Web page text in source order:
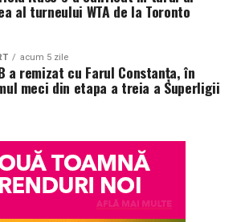
Prin colectare corectă și
specializate, profilele PVC înfoliate
de producție, demonstrând că
pot coexista armonios.
de material nu este doar practică și
din punct de vedere ecologic.
al turneului WTA de la Toronto
acum 5 zile
a remizat cu Farul Constanța, în
meci din etapa a treia a Superligii